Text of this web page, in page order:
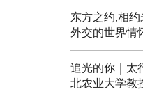
东方之约,相
外交的世界情
追光的你｜太
北农业大学教